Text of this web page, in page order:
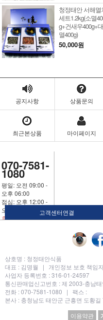
청정태안 서해멸
세트1.2kg(소멸
g+건새우400g+대
멸400g)
50,000원
공지사항 상품문의
최근본상품 마이페이지
070-7581-
1080
평일: 오전 09:00 -
오후 06:00
점심: 오후 12:00 -
오후 01:00
휴일: 토요일,일요
고객센터연결
상호명 : 청정태안식품
대표 : 김명월 | 개인정보 보호 책임
사업자 등록번호 :316-01-24597
통신판매업신고번호 :제 2003-충남
전화 :070-7581-1080 | 팩스 :
본사 : 충청남도 태안군 근흥면 도황길
이용약관